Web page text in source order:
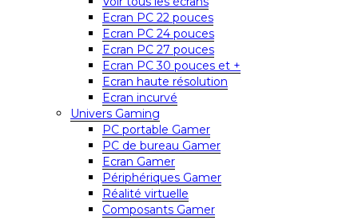
Ecran PC 22 pouces
Ecran PC 24 pouces
Ecran PC 27 pouces
Ecran PC 30 pouces et +
Ecran haute résolution
Ecran incurvé
Univers Gaming
PC portable Gamer
PC de bureau Gamer
Ecran Gamer
Périphériques Gamer
Réalité virtuelle
Composants Gamer